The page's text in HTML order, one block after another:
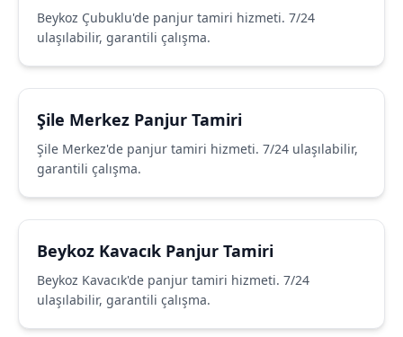
Beykoz Çubuklu'de panjur tamiri hizmeti. 7/24
ulaşılabilir, garantili çalışma.
Şile Merkez Panjur Tamiri
Şile Merkez'de panjur tamiri hizmeti. 7/24 ulaşılabilir,
garantili çalışma.
Beykoz Kavacık Panjur Tamiri
Beykoz Kavacık'de panjur tamiri hizmeti. 7/24
ulaşılabilir, garantili çalışma.